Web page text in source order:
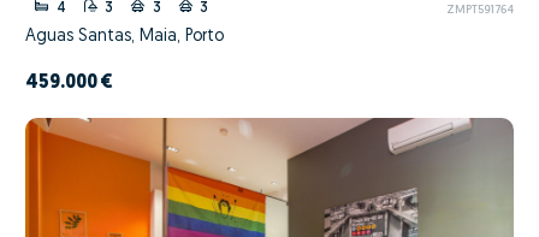
4 3 3 3 ZMPT591764
Águas Santas, Maia, Porto
459.000 €